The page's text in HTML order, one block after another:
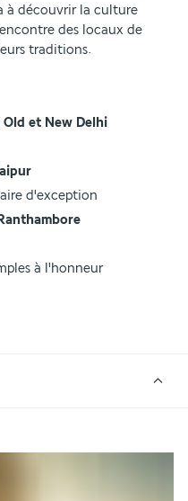
à découvrir la culture
des locaux de
traditions.
Old et New Delhi
d'exception
à l'honneur